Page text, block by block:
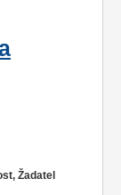
Žadatel